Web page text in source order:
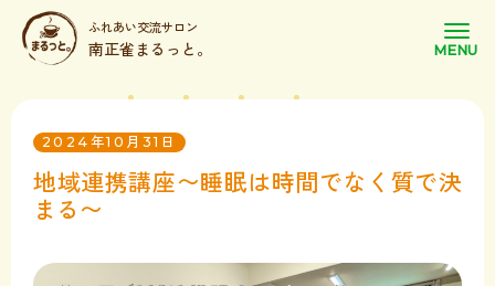
ふれあい交流サロン
南正雀まるっと。
2024年10月31日
地域連携講座〜睡眠は時間でなく質で決
まる〜